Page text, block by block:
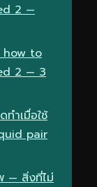
2 —
how to
2 — 3
ำเมื่อใช้
pair
— สิ่งที่ไม่